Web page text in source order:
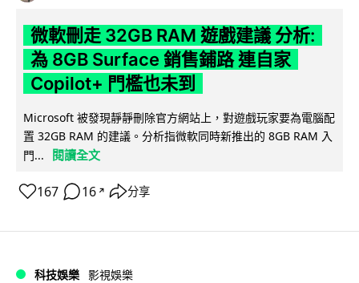
微軟刪走 32GB RAM 遊戲建議 分析:
為 8GB Surface 銷售鋪路 連自家
Copilot+ 門檻也未到
Microsoft 被發現靜靜刪除官方網站上，對遊戲玩家要為電腦配
置 32GB RAM 的建議。分析指微軟同時新推出的 8GB RAM 入
門...
閱讀全文
167 16 ↗ 分享
科技娛樂 影視娛樂